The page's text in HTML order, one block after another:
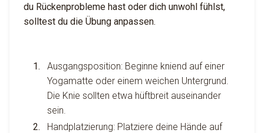
du Rückenprobleme hast oder dich unwohl fühlst,
solltest du die Übung anpassen.
Ausgangsposition: Beginne kniend auf einer
Yogamatte oder einem weichen Untergrund.
Die Knie sollten etwa hüftbreit auseinander
sein.
Handplatzierung: Platziere deine Hände auf